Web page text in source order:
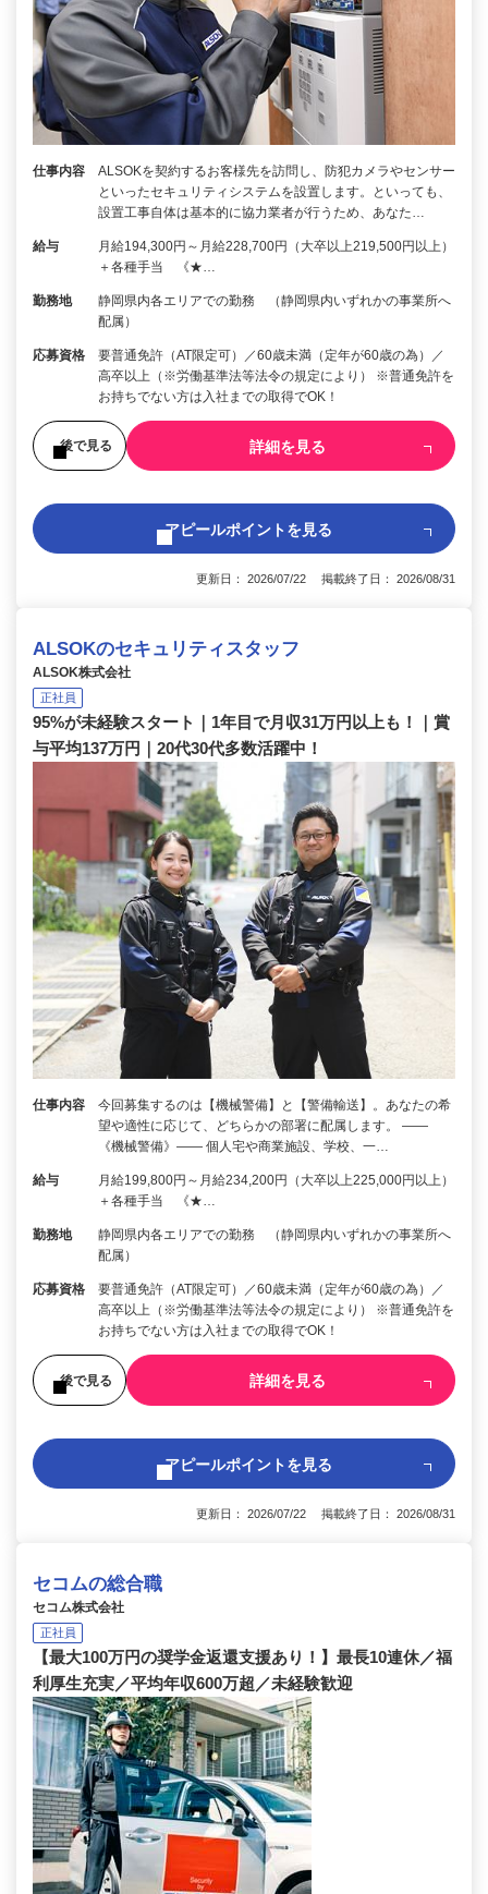
仕事内容
ALSOKを契約するお客様先を訪問し、防犯カメラやセンサー
といったセキュリティシステムを設置します。といっても、
設置工事自体は基本的に協力業者が行うため、あなた…
給与
月給194,300円～月給228,700円（大卒以上219,500円以上）
＋各種手当 《★…
勤務地
静岡県内各エリアでの勤務 （静岡県内いずれかの事業所へ
配属）
応募資格
要普通免許（AT限定可）／60歳未満（定年が60歳の為）／
高卒以上（※労働基準法等法令の規定により） ※普通免許を
お持ちでない方は入社までの取得でOK！
後で見る 詳細を見る
アピールポイントを見る
更新日： 2026/07/22 掲載終了日： 2026/08/31
ALSOKのセキュリティスタッフ
ALSOK株式会社
正社員
95%が未経験スタート｜1年目で月収31万円以上も！｜賞
与平均137万円｜20代30代多数活躍中！
仕事内容
今回募集するのは【機械警備】と【警備輸送】。あなたの希
望や適性に応じて、どちらかの部署に配属します。 ――
《機械警備》―― 個人宅や商業施設、学校、一…
給与
月給199,800円～月給234,200円（大卒以上225,000円以上）
＋各種手当 《★…
勤務地
静岡県内各エリアでの勤務 （静岡県内いずれかの事業所へ
配属）
応募資格
要普通免許（AT限定可）／60歳未満（定年が60歳の為）／
高卒以上（※労働基準法等法令の規定により） ※普通免許を
お持ちでない方は入社までの取得でOK！
後で見る 詳細を見る
アピールポイントを見る
更新日： 2026/07/22 掲載終了日： 2026/08/31
セコムの総合職
セコム株式会社
正社員
【最大100万円の奨学金返還支援あり！】最長10連休／福
利厚生充実／平均年収600万超／未経験歓迎